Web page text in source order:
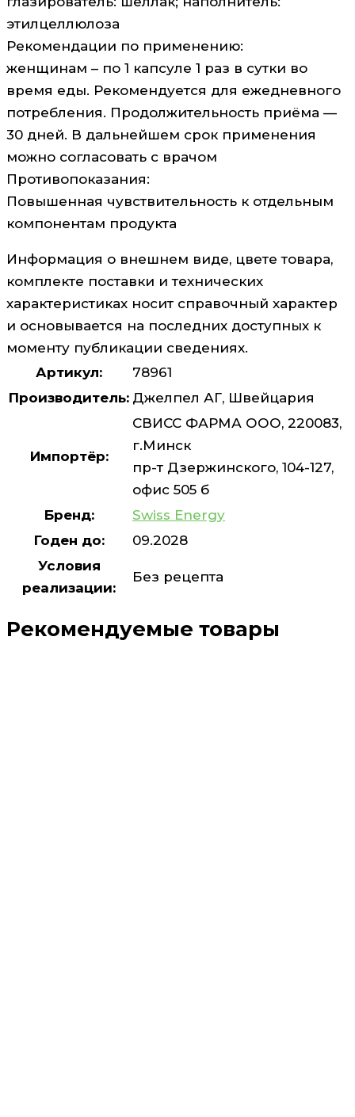
этилцеллюлоза
Рекомендации по применению:
женщинам – по 1 капсуле 1 раз в сутки во
время еды. Рекомендуется для ежедневного
потребления. Продолжительность приёма —
30 дней. В дальнейшем срок применения
можно согласовать с врачом
Противопоказания:
Повышенная чувствительность к отдельным
компонентам продукта
Информация о внешнем виде, цвете товара,
комплекте поставки и технических
характеристиках носит справочный характер
и основывается на последних доступных к
моменту публикации сведениях.
Артикул:
78961
Производитель: Джелпел АГ, Швейцария
Импортёр:
СВИСС ФАРМА ООО, 220083,
г.Минск
пр-т Дзержинского, 104-127,
офис 505 б
Бренд:
Swiss Energy
Годен до:
09.2028
Условия
реализации:
Без рецепта
Рекомендуемые товары